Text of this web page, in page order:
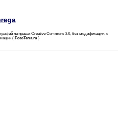
на правах Creative Commons 3.0, без модификации, с
( FotoTerra.ru )